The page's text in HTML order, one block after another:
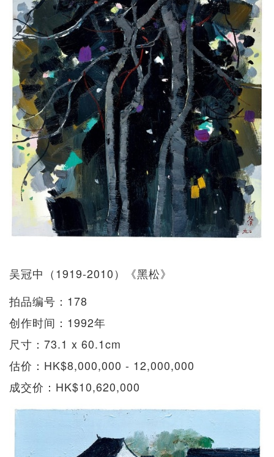
吴冠中（1919-2010）《黑松》
拍品编号：178
创作时间：1992年
尺寸：73.1 x 60.1cm
估价：HK$8,000,000 - 12,000,000
成交价：HK$10,620,000